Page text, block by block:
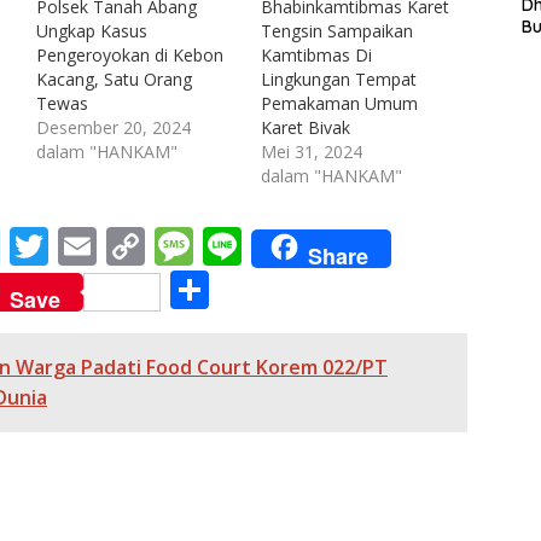
Polsek Tanah Abang
Ungkap Kasus
Pengeroyokan di Kebon
Kacang, Satu Orang
Tewas
Desember 20, 2024
dalam "HANKAM"
Bhabinkamtibmas Karet
Tengsin Sampaikan
Kamtibmas Di
Lingkungan Tempat
Pemakaman Umum
Karet Bivak
Mei 31, 2024
dalam "HANKAM"
M
e
ss
e
n
T
w
itt
er
E
m
ai
l
C
o
p
y
M
e
ss
a
Li
n
Share
Save
ar
Warga Padati Food Court Korem 022/PT